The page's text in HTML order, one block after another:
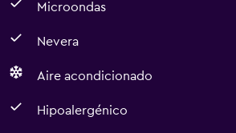
Microondas
Nevera
Aire acondicionado
Hipoalergénico